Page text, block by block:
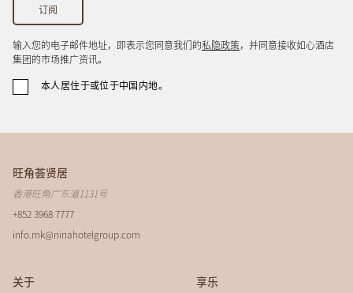
输入您的电子邮件地址，即表示您同意我们的私隐政策，并同意接收如心酒店
集团的市场推广资讯。
本人居住于或位于中国内地。
旺角荟贤居
香港旺角广东道1131号
+852 3968 7777
info.mk@ninahotelgroup.com
关于 享乐